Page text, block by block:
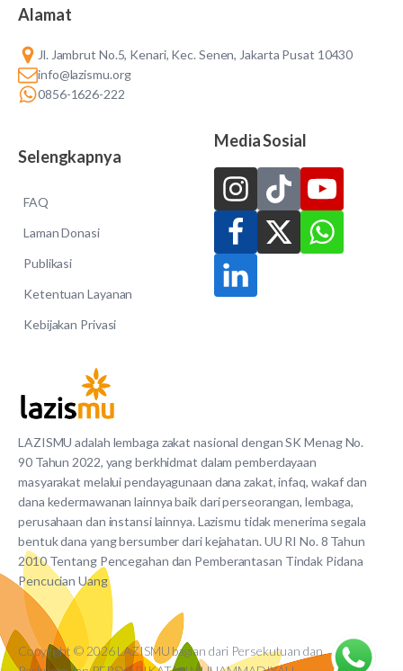
LAZISMU adalah lembaga zakat nasional dengan SK Menag No.
90 Tahun 2022, yang berkhidmat dalam pemberdayaan
masyarakat melalui pendayagunaan dana zakat, infaq, wakaf dan
dana kedermawanan lainnya baik dari perseorangan, lembaga,
perusahaan dan instansi lainnya. Lazismu tidak menerima segala
bentuk dana yang bersumber dari kejahatan. UU RI No. 8 Tahun
2010 Tentang Pencegahan dan Pemberantasan Tindak Pidana
Pencucian Uang
Alamat
Jl. Jambrut No.5, Kenari, Kec. Senen, Jakarta Pusat 10430
info@lazismu.org
0856-1626-222
Selengkapnya
FAQ
Laman Donasi
Publikasi
Ketentuan Layanan
Kebijakan Privasi
Media Sosial
Copyright © 2026 LAZISMU bagian dari Persekutuan dan